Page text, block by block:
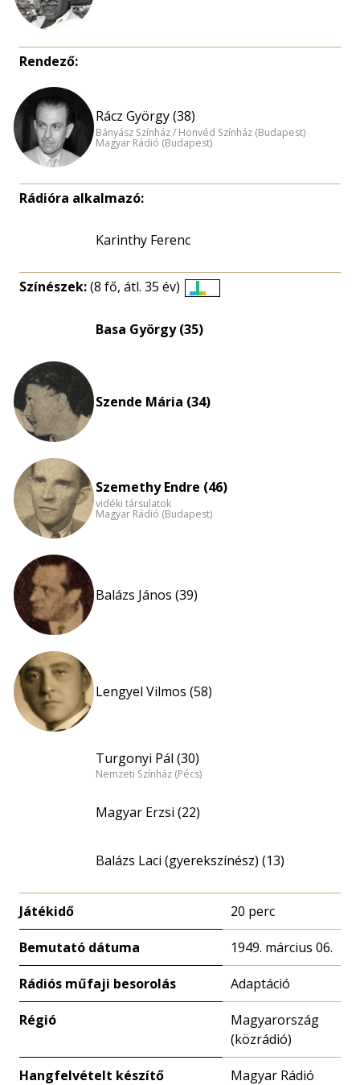
Rendező:
Rácz György (38)
Bányász Színház / Honvéd Színház (Budapest)
Magyar Rádió (Budapest)
Rádióra alkalmazó:
Karinthy Ferenc
Színészek:(8 fő, átl. 35 év)
eloszlás
Basa György (35)
Szende Mária (34)
Szemethy Endre (46)
vidéki társulatok
Magyar Rádió (Budapest)
Balázs János (39)
Lengyel Vilmos (58)
Turgonyi Pál (30)
Nemzeti Színház (Pécs)
Magyar Erzsi (22)
Balázs Laci (gyerekszínész) (13)
Játékidő 20 perc
Bemutató dátuma 1949. március 06.
Rádiós műfaji besorolás Adaptáció
Régió
Magyarország
(közrádió)
Hangfelvételt készítő
Magyar Rádió